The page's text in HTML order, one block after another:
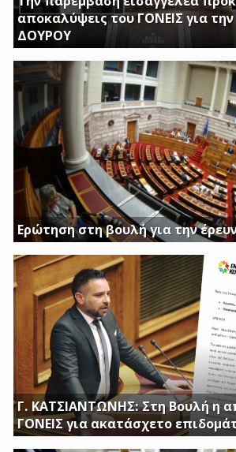
αποκαλύψεις του ΓΟΝΕΙΣ για
ΔΟΥΡΟΥ
ΤΗΝ ΩΡΑ ΠΟΥ ΚΤΙΡΙΑ ΤΟΥ ΔΗΜΟΣΙΟΥ
Η ΔΟΥΡΟΥ ΔΙΝΕΙ 20 ΕΚΚΑΤΟΜΥΡΙΑ ΓΙΑ
Ερώτηση στη βουλή για την
Διασφαλίστε το δημόσιο συμφέρον με
Γ. ΚΑΤΣΙΑΝΤΩΝΗΣ: Στη Βουλή η
ΓΟΝΕΙΣ για ακατάσχετο
ΕΡΩΤΗΣΗ ΤΟΥ ΒΟΥΛΕΥΤΗ ΓΙΩΡΓΟΥ